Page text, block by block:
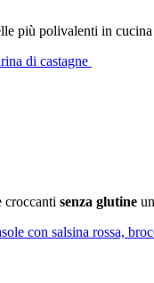
più polivalenti in
di castagne
croccanti senza glutine
con salsina rossa,